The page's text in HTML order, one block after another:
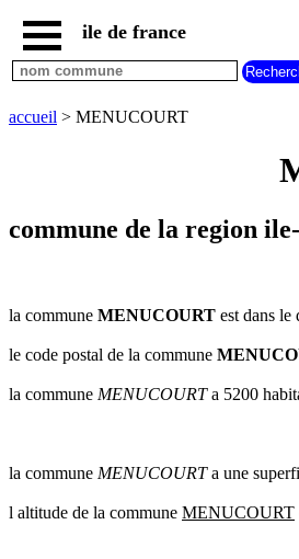
accueil
paris
communes
seine
marne
seine
denis
d
oise
communes
ile de france
accueil > MENUCOURT
commune de la region
la commune MENUCOURT est dans le
le code postal de la commune
la commune MENUCOURTa 5200
la commune MENUCOURTa une
l altitude de la commune MENUCOURT